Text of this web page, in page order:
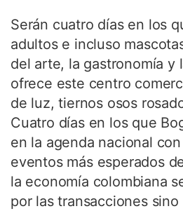
Serán cuatro días en los
adultos e incluso
del arte, la gastronomía y
ofrece este centro
de luz, tiernos osos
Cuatro días en los que
en la agenda nacional
eventos más esperados
la economía colombiana
por las transacciones